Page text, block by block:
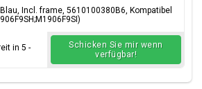
Incl. frame, 5610100380B6, Kompatibel
in 5 -
Schicken Sie mir wenn
verfügbar!